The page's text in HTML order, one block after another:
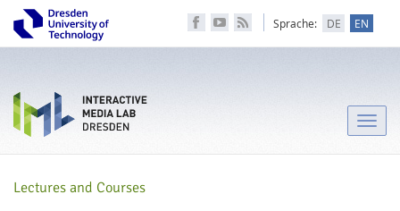
Sprache: DE EN
Toggle
Lectures and Courses